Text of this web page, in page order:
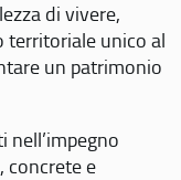
di vivere,
territoriale unico al
un patrimonio
nell’impegno
concrete e